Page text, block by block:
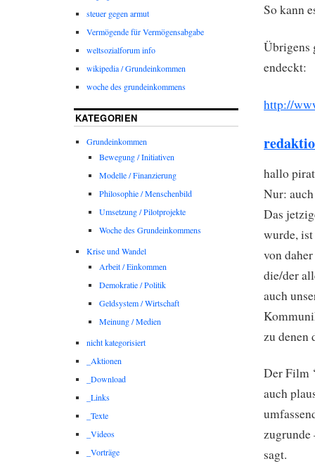
So kann
Übrigens
endeckt:
http://
hallo
Nur:
Das
wurde,
von
die/der
auch
zu denen
Der Film
auch
zugrunde
sagt.
steuer gegen armut
Vermögende für Vermögensabgabe
weltsozialforum info
wikipedia / Grundeinkommen
woche des grundeinkommens
KATEGORIEN
Grundeinkommen
Bewegung / Initiativen
Modelle / Finanzierung
Philosophie / Menschenbild
Umsetzung / Pilotprojekte
Woche des Grundeinkommens
Krise und Wandel
Arbeit / Einkommen
Demokratie / Politik
Geldsystem / Wirtschaft
Meinung / Medien
nicht kategorisiert
_Aktionen
_Download
_Links
_Texte
_Videos
_Vorträge